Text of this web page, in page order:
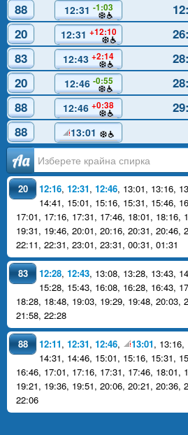
88
12:31 -1:03
20
12:31 +12:10
83
12:43 +2:14
20
12:46 -0:55
88
12:46 +0:38
88
13:01
Аа
20 12:16, 12:31, 12:46, 13:01, 13:16,
14:41, 15:01, 15:16, 15:31, 15:46,
17:01, 17:16, 17:31, 17:46, 18:01, 18:16,
19:31, 19:46, 20:01, 20:16, 20:31, 20:46,
22:11, 22:31, 23:01, 23:31, 00:31, 01:31
83 12:28, 12:43, 13:08, 13:28, 13:43,
15:28, 15:43, 16:08, 16:28, 16:43,
18:28, 18:48, 19:03, 19:29, 19:48, 20:03,
21:58, 22:28
88 12:11, 12:31, 12:46, 13:01, 13:16,
14:31, 14:46, 15:01, 15:16, 15:31,
16:46, 17:01, 17:16, 17:31, 17:46, 18:01,
19:21, 19:36, 19:51, 20:06, 20:21, 20:36,
22:06